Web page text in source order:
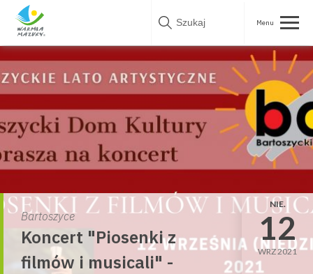
Skip
Bartoszyce
Koncert "Piosenki z
filmów i musicali" -
NIE.
12
WRZ 2021